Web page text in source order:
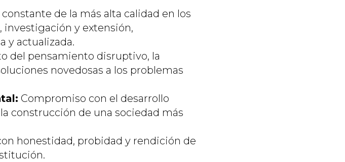
de la más alta calidad en los
investigación y extensión,
y actualizada.
del pensamiento disruptivo, la
novedosas a los problemas
Compromiso con el desarrollo
construcción de una sociedad más
honestidad, probidad y rendición de